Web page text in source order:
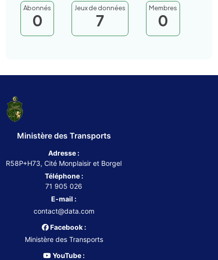
Abonnés
0
Jeux de données
7
Membres
0
Ministère des Transports
Adresse :
R58P+H73, Cité Monplaisir et Borgel
Téléphone :
71 905 026
E-mail :
contact@data.com
Facebook :
Ministère des Transports
YouTube :